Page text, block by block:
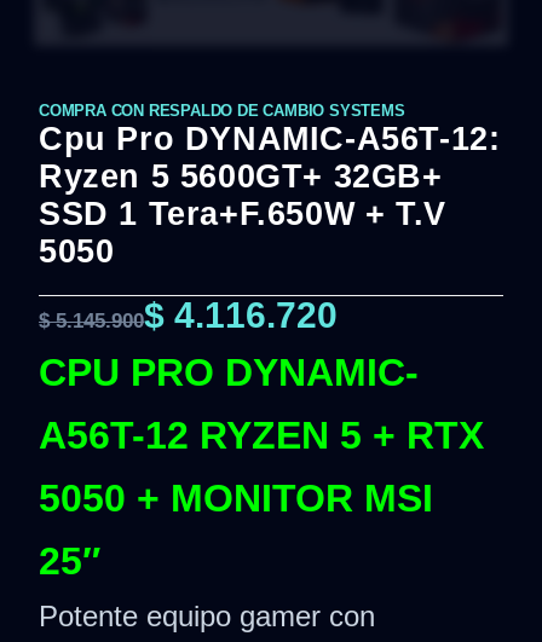
COMPRA CON RESPALDO DE CAMBIO SYSTEMS
Cpu Pro DYNAMIC-A56T-12:
Ryzen 5 5600GT+ 32GB+
SSD 1 Tera+F.650W + T.V
5050
$5.145.900$ 4.116.720
CPU PRO DYNAMIC-
A56T-12 RYZEN 5 + RTX
5050 + MONITOR MSI
25″
Potente equipo gamer con